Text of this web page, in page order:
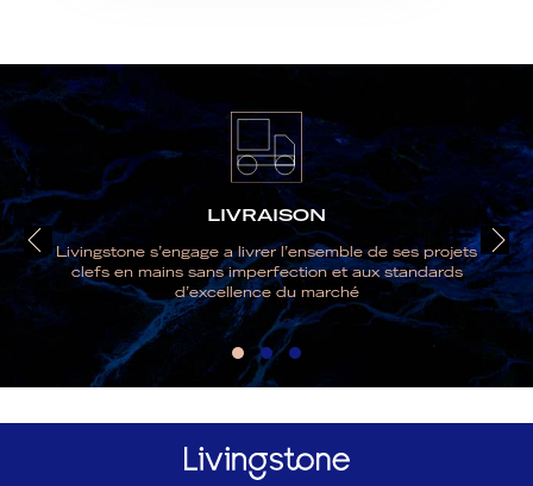
LIVRAISON
Livingstone s’engage a livrer l’ensemble de ses projets
clefs en mains sans imperfection et aux standards
d’excellence du marché